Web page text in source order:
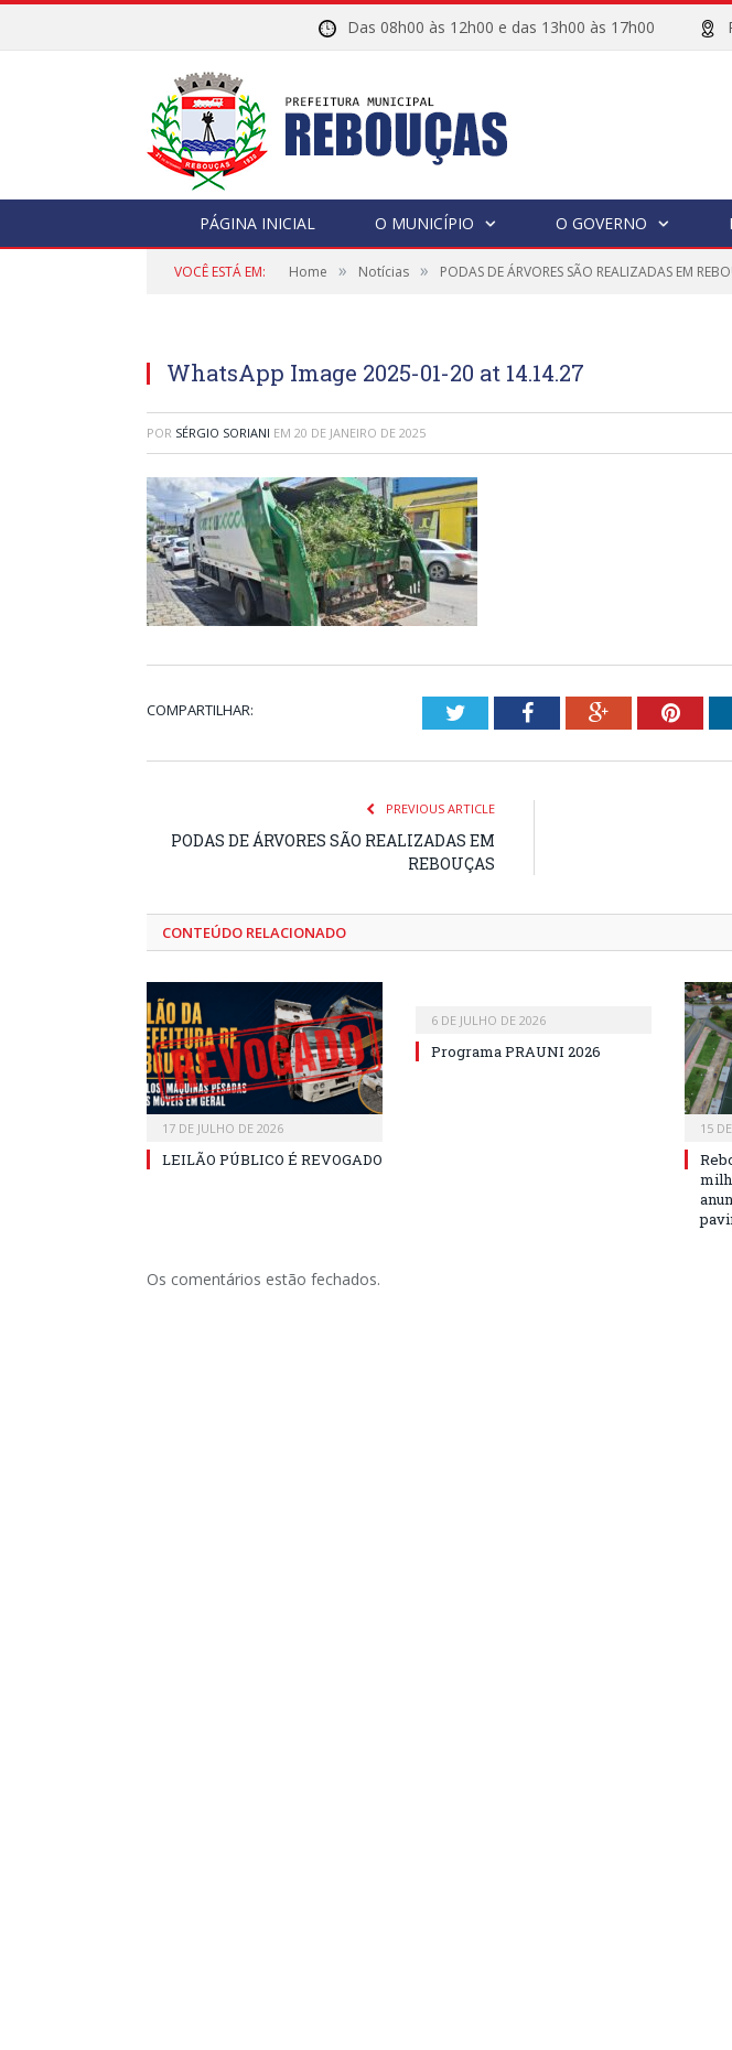
Das 08h00 às 12h00 e das 13h00 às 17h00
PÁGINA INICIAL O MUNICÍPIO O GOVERNO
VOCÊ ESTÁ EM: Home » Notícias » PODAS DE ÁRVORES SÃO REALIZADAS EM
WhatsApp Image 2025-01-20 at 14.14.27
POR SÉRGIO SORIANI EM 20 DE JANEIRO DE 2025
COMPARTILHAR: TwitterFacebookGoogle+
PREVIOUS ARTICLE
PODAS DE ÁRVORES SÃO REALIZADAS EM
REBOUÇAS
CONTEÚDO RELACIONADO
17 DE JULHO DE 2026
LEILÃO PÚBLICO É REVOGADO
6 DE JULHO DE 2026
Programa PRAUNI 2026
15
Os comentários estão fechados.